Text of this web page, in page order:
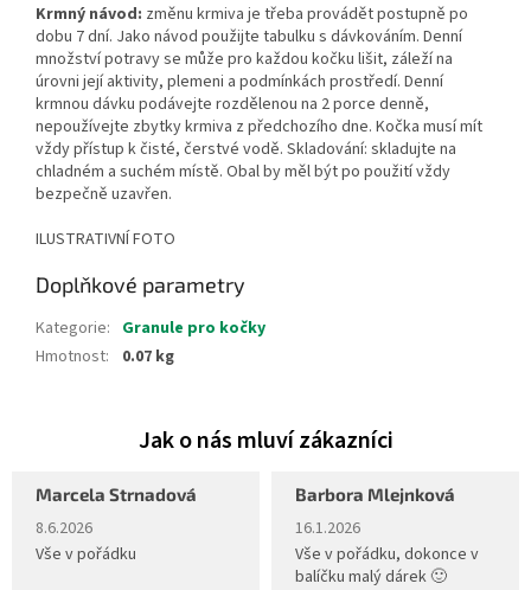
Krmný návod: změnu krmiva je třeba provádět postupně po
dobu 7 dní. Jako návod použijte tabulku s dávkováním. Denní
množství potravy se může pro každou kočku lišit, záleží na
úrovni její aktivity, plemeni a podmínkách prostředí. Denní
krmnou dávku podávejte rozdělenou na 2 porce denně,
nepoužívejte zbytky krmiva z předchozího dne. Kočka musí mít
vždy přístup k čisté, čerstvé vodě. Skladování: skladujte na
chladném a suchém místě. Obal by měl být po použití vždy
bezpečně uzavřen.
ILUSTRATIVNÍ FOTO
Doplňkové parametry
Kategorie: Granule pro kočky
Hmotnost: 0.07 kg
Marcela Strnadová
Hodnocení obchodu je 5 z 5 hvězdiček.
8.6.2026
Vše v pořádku
Barbora Mlejnková
Hodnocení obchodu je 5 z 5
16.1.2026
Vše v pořádku, dokonce v
balíčku malý dárek 🙂